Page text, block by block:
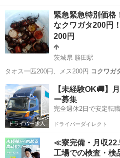
愛知 高浜市 三河高浜駅 お
緊急緊急特別価格
なクワガタ200円
200円
茨城県 勝田駅
タオス一匹200円、メス200円 コクワガ
…茨城 ひたちなか市 勝田駅
【未経験OK🚚】
ー募集
完全週休2日で安定転職
ドライバーダイレクト
≪寮完備・月収
工場での検査・検